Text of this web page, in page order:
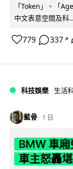
「Token」、「
中文表意空間及科
779 337 ↗
科技娛樂 生活
藍骨 1 日
BMW 車
車主怒轟